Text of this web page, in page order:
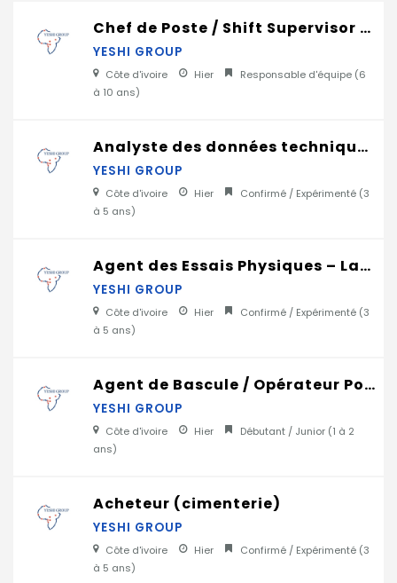
Chef de Poste / Shift Supervisor – Production Cimenterie
YESHI GROUP
Côte d'ivoire Hier Responsable d'équipe (6
à 10 ans)
Analyste des données technique / Analyste de Performance Industrielle
YESHI GROUP
Côte d'ivoire Hier Confirmé / Expérimenté (3
à 5 ans)
Agent des Essais Physiques – Laboratoire Cimenterie
YESHI GROUP
Côte d'ivoire Hier Confirmé / Expérimenté (3
à 5 ans)
Agent de Bascule / Opérateur Pont-Bascule (cimenterie)
YESHI GROUP
Côte d'ivoire Hier Débutant / Junior (1 à 2
ans)
Acheteur (cimenterie)
YESHI GROUP
Côte d'ivoire Hier Confirmé / Expérimenté (3
à 5 ans)